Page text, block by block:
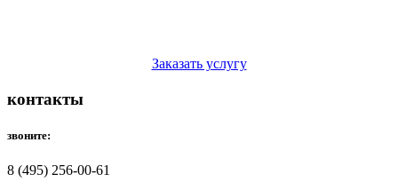
Заказать услугу
контакты
звоните:
8 (495) 256-00-61